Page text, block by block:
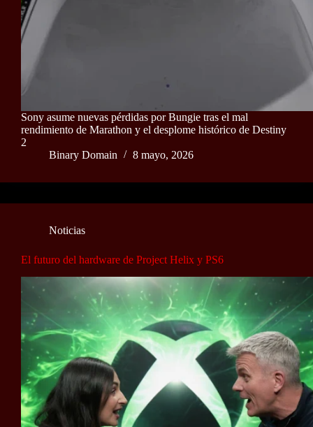
Sony asume nuevas pérdidas por Bungie tras el mal
rendimiento de Marathon y el desplome histórico de Destiny
2
Binary Domain
8 mayo, 2026
Noticias
El futuro del hardware de Project Helix y PS6